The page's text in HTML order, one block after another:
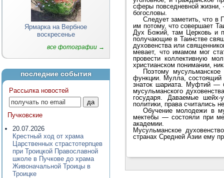
Ярмарка на Вербное
воскресенье
все фотографии →
последние события
Рассылка новостей
Пучковские
20.07.2026
Крестный ход от храма
Царственных страстотерпцев
при Троицкой Православной
школе в Пучкове до храма
Живоначальной Троицы в
Троицке
сферы повседневной
богословы.
Следует заметить, что в
им потому, что совершает
Дух Божий, там Церковь и
получающие в Таинстве
духовенства или
мевает, что имамом мог
провести коллективную
христианском понимании,
Поэтому
функции. Мулла, состоящий
знаток шариата. Муфтий —
мусульманского
государя. Даваемые
политики, права считались
Обучение молодежи в
мектебы — состояли при
академии.
Мусульманское
странах Средней Азии ему